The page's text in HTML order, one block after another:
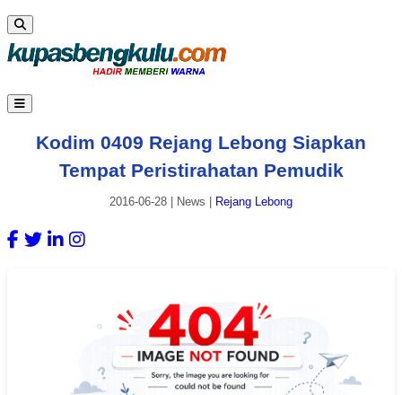
Kodim 0409 Rejang Lebong Siapkan
Tempat Peristirahatan Pemudik
2016-06-28 News Rejang Lebong